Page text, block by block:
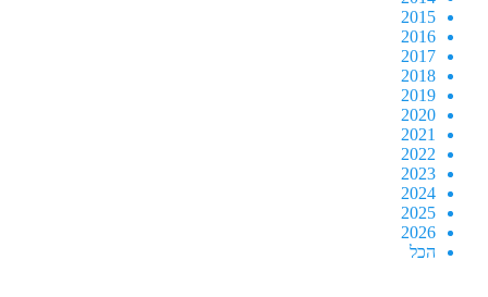
2015
2016
2017
2018
2019
2020
2021
2022
2023
2024
2025
2026
הכל